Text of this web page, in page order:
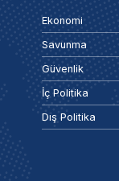
Ekonomi
Savunma
Güvenlik
İç Politika
Dış Politika